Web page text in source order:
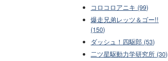
コロコロアニキ (99)
爆走兄弟レッツ＆ゴー!!
(150)
ダッシュ！四駆郎 (53)
二ツ星駆動力学研究所 (30)